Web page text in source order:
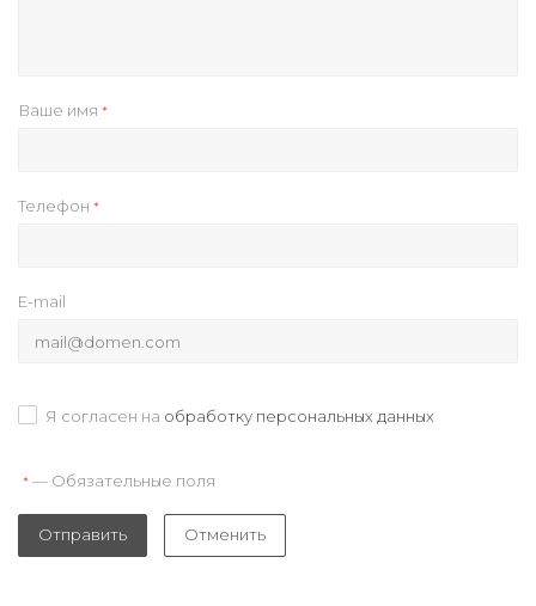
Ваше имя *
Телефон *
E-mail
Я согласен на обработку персональных данных
* — Обязательные поля
Отправить Отменить